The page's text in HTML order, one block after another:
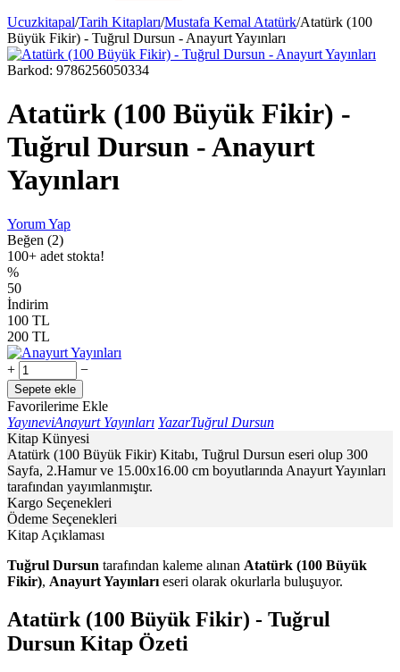
Ucuzkitapal/Tarih Kitapları/Mustafa Kemal Atatürk/Atatürk (100
Büyük Fikir) - Tuğrul Dursun - Anayurt Yayınları
Barkod: 9786256050334
Atatürk (100 Büyük Fikir) -
Tuğrul Dursun - Anayurt
Yayınları
Yorum Yap
Beğen (2)
100+ adet stokta!
%
50
İndirim
100 TL
200 TL
+ −
Sepete ekle
Favorilerime Ekle
YayıneviAnayurt Yayınları YazarTuğrul Dursun
Kitap Künyesi
Atatürk (100 Büyük Fikir) Kitabı, Tuğrul Dursun eseri olup 300
Sayfa, 2.Hamur ve 15.00x16.00 cm boyutlarında Anayurt Yayınları
tarafından yayımlanmıştır.
Kargo Seçenekleri
Ödeme Seçenekleri
Kitap Açıklaması
Tuğrul Dursun tarafından kaleme alınan Atatürk (100 Büyük
Fikir), Anayurt Yayınları eseri olarak okurlarla buluşuyor.
Atatürk (100 Büyük Fikir) - Tuğrul
Dursun Kitap Özeti